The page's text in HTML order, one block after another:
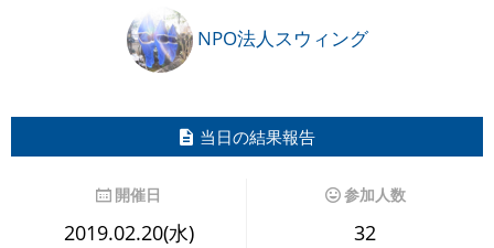
NPO法人スウィング
当日の結果報告
開催日
2019.02.20(水)
参加人数
32